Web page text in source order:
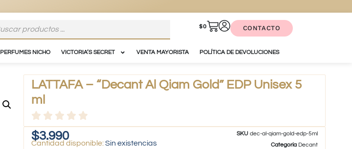
$0 CONTACTO
PERFUMES NICHO VICTORIA’S SECRET VENTA MAYORISTA POLÍTICA DE DEVOLUCIONES
LATTAFA – “Decant Al Qiam Gold” EDP Unisex 5
ml
$3.990
Sin existencias
SKUdec-al-qiam-gold-edp-5ml
Categoría Decant